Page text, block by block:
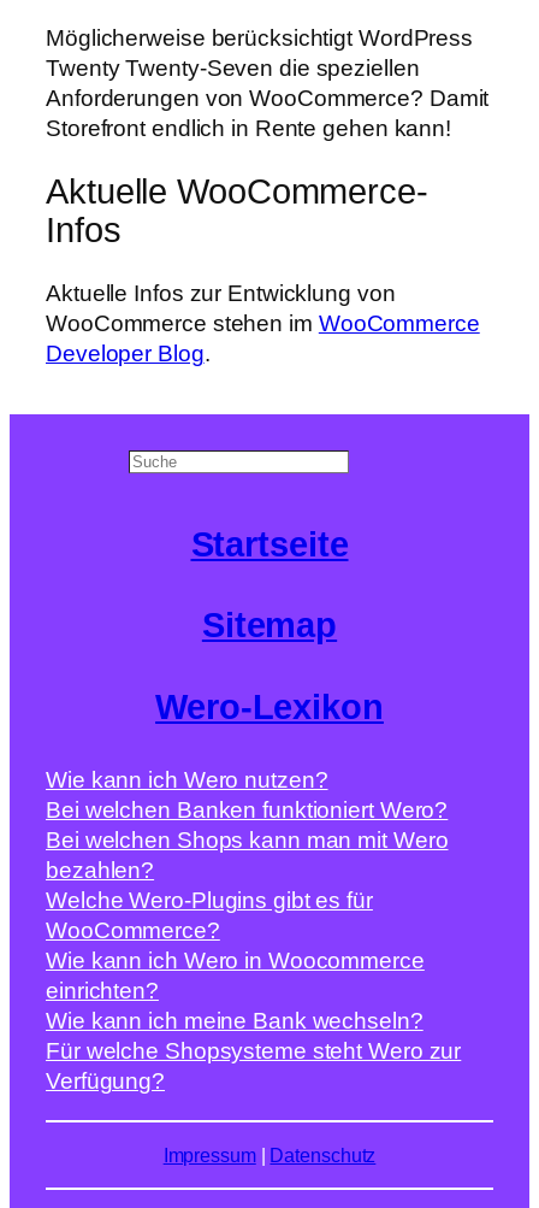
Möglicherweise berücksichtigt WordPress
Twenty Twenty-Seven die speziellen
Anforderungen von WooCommerce? Damit
Storefront endlich in Rente gehen kann!
Aktuelle WooCommerce-
Infos
Aktuelle Infos zur Entwicklung von
WooCommerce stehen im WooCommerce
Developer Blog.
Search
Startseite
Sitemap
Wero-Lexikon
Wie kann ich Wero nutzen?
Bei welchen Banken funktioniert Wero?
Bei welchen Shops kann man mit Wero
bezahlen?
Welche Wero-Plugins gibt es für
WooCommerce?
Wie kann ich Wero in Woocommerce
einrichten?
Wie kann ich meine Bank wechseln?
Für welche Shopsysteme steht Wero zur
Verfügung?
Impressum| Datenschutz